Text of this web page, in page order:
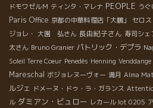
ドモワゼルＭ ティンタ・マレナ PEOPLE う
Paris Office 京都の中華料理店「大鵬」 セロス
ジョレ・ 大園 弘さん 長由紀子さん 寿司シェ
太さん Bruno Granier パトリック・デプラ
Soleil Terre Coeur Penedès Henning
Mareschal ボジョレヌーヴォー 満月 Alma
ルジェ ドメーヌ・ドゥ・ラ・ガランス
ル ダミアン・ビュロー レカール lot 0205